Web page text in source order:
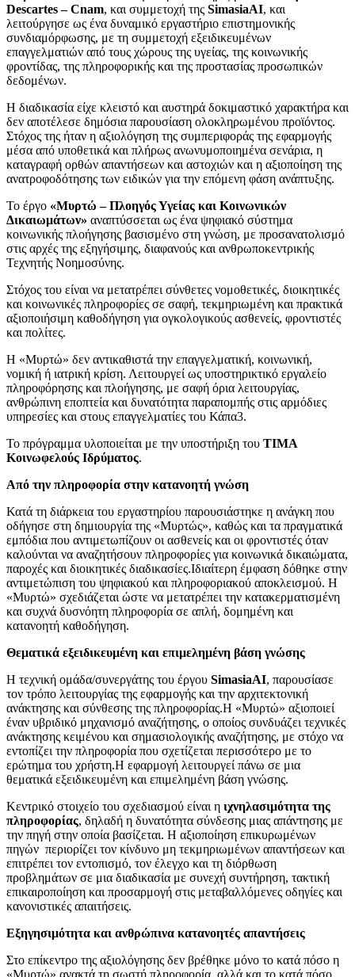
Descartes – Cnam, και συμμετοχή της SimasiaAI, και
λειτούργησε ως ένα δυναμικό εργαστήριο επιστημονικής
συνδιαμόρφωσης, με τη συμμετοχή εξειδικευμένων
επαγγελματιών από τους χώρους της υγείας, της κοινωνικής
φροντίδας, της πληροφορικής και της προστασίας προσωπικών
δεδομένων.
Η διαδικασία είχε κλειστό και αυστηρά δοκιμαστικό χαρακτήρα και
δεν αποτέλεσε δημόσια παρουσίαση ολοκληρωμένου προϊόντος.
Στόχος της ήταν η αξιολόγηση της συμπεριφοράς της εφαρμογής
μέσα από υποθετικά και πλήρως ανωνυμοποιημένα σενάρια, η
καταγραφή ορθών απαντήσεων και αστοχιών και η αξιοποίηση της
ανατροφοδότησης των ειδικών για την επόμενη φάση ανάπτυξης.
Το έργο «Μυρτώ – Πλοηγός Υγείας και Κοινωνικών
Δικαιωμάτων» αναπτύσσεται ως ένα ψηφιακό σύστημα
κοινωνικής πλοήγησης βασισμένο στη γνώση, με προσανατολισμό
στις αρχές της εξηγήσιμης, διαφανούς και ανθρωποκεντρικής
Τεχνητής Νοημοσύνης.
Στόχος του είναι να μετατρέπει σύνθετες νομοθετικές, διοικητικές
και κοινωνικές πληροφορίες σε σαφή, τεκμηριωμένη και πρακτικά
αξιοποιήσιμη καθοδήγηση για ογκολογικούς ασθενείς, φροντιστές
και πολίτες.
Η «Μυρτώ» δεν αντικαθιστά την επαγγελματική, κοινωνική,
νομική ή ιατρική κρίση. Λειτουργεί ως υποστηρικτικό εργαλείο
πληροφόρησης και πλοήγησης, με σαφή όρια λειτουργίας,
ανθρώπινη εποπτεία και δυνατότητα παραπομπής στις αρμόδιες
υπηρεσίες και στους επαγγελματίες του Κάπα3.
Το πρόγραμμα υλοποιείται με την υποστήριξη του ΤΙΜΑ
Κοινωφελούς Ιδρύματος.
Από την πληροφορία στην κατανοητή γνώση
Κατά τη διάρκεια του εργαστηρίου παρουσιάστηκε η ανάγκη που
οδήγησε στη δημιουργία της «Μυρτώς», καθώς και τα πραγματικά
εμπόδια που αντιμετωπίζουν οι ασθενείς και οι φροντιστές όταν
καλούνται να αναζητήσουν πληροφορίες για κοινωνικά δικαιώματα,
παροχές και διοικητικές διαδικασίες.Ιδιαίτερη έμφαση δόθηκε στην
αντιμετώπιση του ψηφιακού και πληροφοριακού αποκλεισμού. Η
«Μυρτώ» σχεδιάζεται ώστε να μετατρέπει την κατακερματισμένη
και συχνά δυσνόητη πληροφορία σε απλή, δομημένη και
κατανοητή καθοδήγηση.
Θεματικά εξειδικευμένη και επιμελημένη βάση γνώσης
Η τεχνική ομάδα/συνεργάτης του έργου SimasiaAI, παρουσίασε
τον τρόπο λειτουργίας της εφαρμογής και την αρχιτεκτονική
ανάκτησης και σύνθεσης της πληροφορίας.Η «Μυρτώ» αξιοποιεί
έναν υβριδικό μηχανισμό αναζήτησης, ο οποίος συνδυάζει τεχνικές
ανάκτησης κειμένου και σημασιολογικής αναζήτησης, με στόχο να
εντοπίζει την πληροφορία που σχετίζεται περισσότερο με το
ερώτημα του χρήστη.Η εφαρμογή λειτουργεί πάνω σε μια
θεματικά εξειδικευμένη και επιμελημένη βάση γνώσης.
Κεντρικό στοιχείο του σχεδιασμού είναι η ιχνηλασιμότητα της
πληροφορίας, δηλαδή η δυνατότητα σύνδεσης μιας απάντησης με
την πηγή στην οποία βασίζεται. Η αξιοποίηση επικυρωμένων
πηγών περιορίζει τον κίνδυνο μη τεκμηριωμένων απαντήσεων και
επιτρέπει τον εντοπισμό, τον έλεγχο και τη διόρθωση
προβλημάτων σε μια διαδικασία με συνεχή συντήρηση, τακτική
επικαιροποίηση και προσαρμογή στις μεταβαλλόμενες οδηγίες και
κανονιστικές απαιτήσεις.
Εξηγησιμότητα και ανθρώπινα κατανοητές απαντήσεις
Στο επίκεντρο της αξιολόγησης δεν βρέθηκε μόνο το κατά πόσο η
«Μυρτώ» ανακτά τη σωστή πληροφορία, αλλά και το κατά πόσο